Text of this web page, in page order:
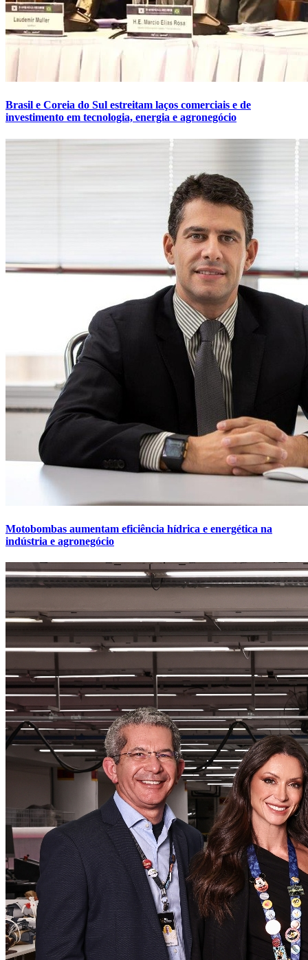
Brasil e Coreia do Sul estreitam laços comerciais e de
investimento em tecnologia, energia e agronegócio
Motobombas aumentam eficiência hídrica e energética na
indústria e agronegócio